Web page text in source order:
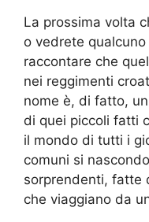
La prossima volta
o vedrete
raccontare che
nei reggimenti
nome è, di fatto,
di quei piccoli fatti
il mondo di tutti i
comuni si
sorprendenti, fatte
che viaggiano da